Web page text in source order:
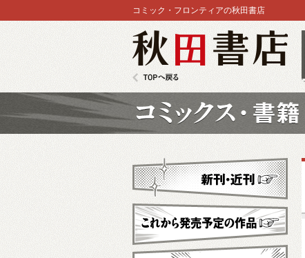
コミック・フロンティアの秋田書店
新刊・近刊
これから発売予定